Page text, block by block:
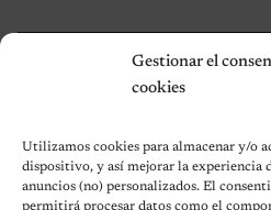
Gestionar el
cookies
Utilizamos cookies para almacenar y/o
dispositivo, y así mejorar la experiencia
anuncios (no) personalizados. El
permitirá procesar datos como el
© 2026 Notas de
Política de